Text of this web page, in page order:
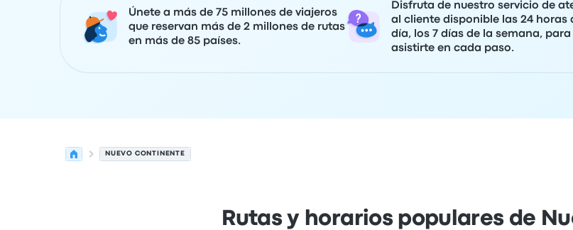
Únete a más de 75 millones de viajeros
que reservan más de 2 millones de rutas
en más de 85 países.
Disfruta de nuestro servicio de
al cliente disponible las 24 horas
día, los 7 días de la semana, para
asistirte en cada paso.
NUEVO CONTINENTE
Rutas y horarios populares de